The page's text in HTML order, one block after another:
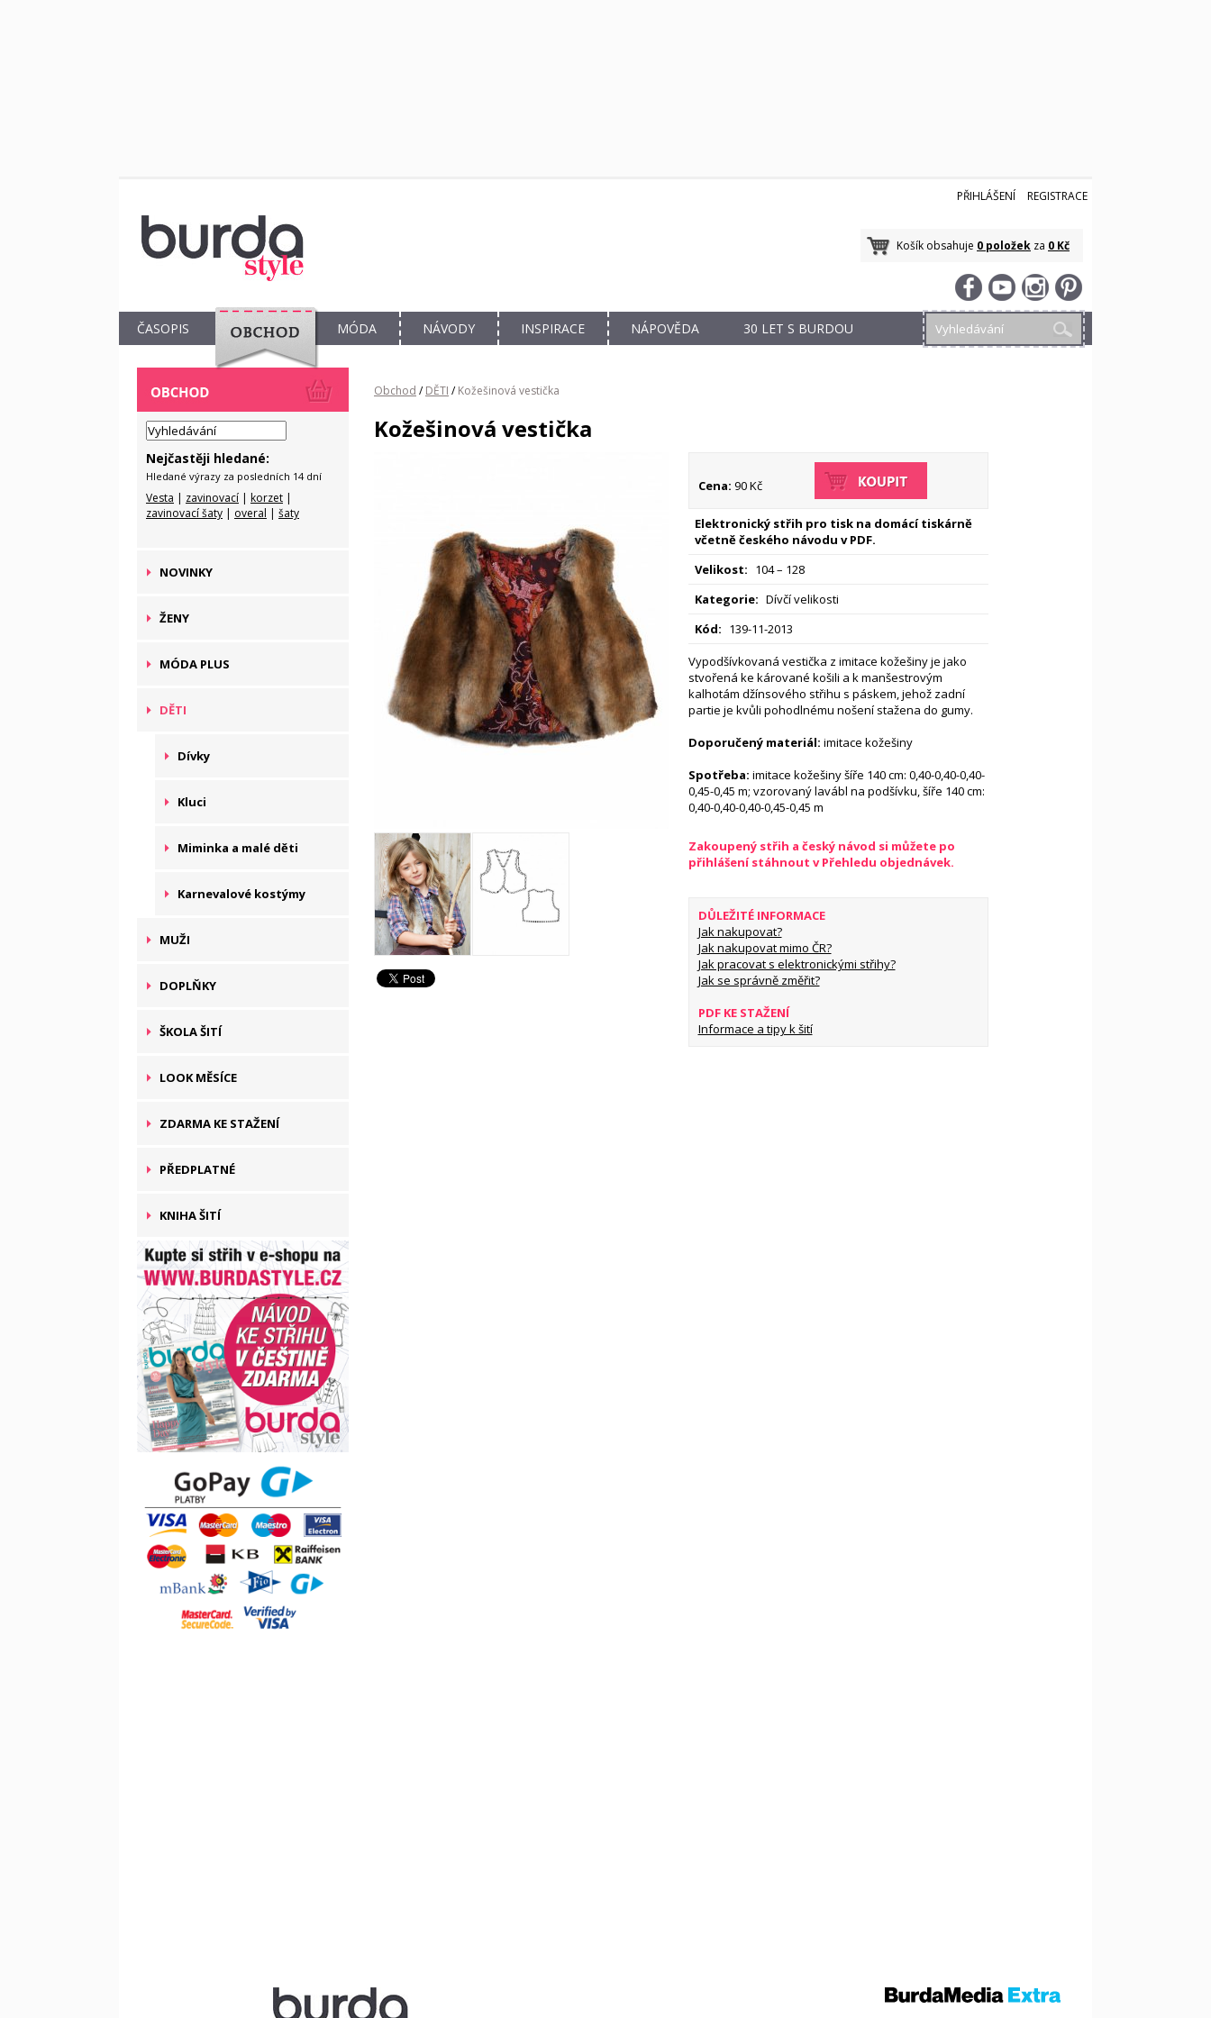
PŘIHLÁŠENÍ REGISTRACE
Košík obsahuje 0 položek za 0 Kč
ČASOPIS
OBCHOD
MÓDA NÁVODY INSPIRACE NÁPOVĚDA 30 LET S BURDOU
Nejčastěji hledané:
Hledané výrazy za posledních 14 dní
Vesta | zavinovací | korzet |
zavinovací šaty | overal | šaty
NOVINKY
ŽENY
MÓDA PLUS
DĚTI
Dívky
Kluci
Miminka a malé děti
Karnevalové kostýmy
MUŽI
DOPLŇKY
ŠKOLA ŠITÍ
LOOK MĚSÍCE
ZDARMA KE STAŽENÍ
PŘEDPLATNÉ
KNIHA ŠITÍ
Obchod / DĚTI / Kožešinová vestička
Kožešinová vestička
Cena: 90 Kč
Elektronický střih pro tisk na domácí tiskárně
včetně českého návodu v PDF.
Velikost: 104 – 128
Kategorie: Dívčí velikosti
Kód: 139-11-2013
Vypodšívkovaná vestička z imitace kožešiny je jako
stvořená ke kárované košili a k manšestrovým
kalhotám džínsového střihu s páskem, jehož zadní
partie je kvůli pohodlnému nošení stažena do gumy.
Doporučený materiál: imitace kožešiny
Spotřeba: imitace kožešiny šíře 140 cm: 0,40-0,40-0,40-
0,45-0,45 m; vzorovaný lavábl na podšívku, šíře 140 cm:
0,40-0,40-0,40-0,45-0,45 m
Zakoupený střih a český návod si můžete po
přihlášení stáhnout v Přehledu objednávek.
DŮLEŽITÉ INFORMACE
Jak nakupovat?
Jak nakupovat mimo ČR?
Jak pracovat s elektronickými střihy?
Jak se správně změřit?
PDF KE STAŽENÍ
Informace a tipy k šití